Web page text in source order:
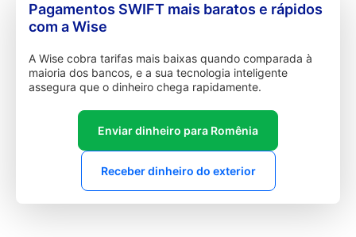
Pagamentos SWIFT mais baratos e rápidos
com a Wise
A Wise cobra tarifas mais baixas quando comparada à
maioria dos bancos, e a sua tecnologia inteligente
assegura que o dinheiro chega rapidamente.
Enviar dinheiro para Romênia
Receber dinheiro do exterior